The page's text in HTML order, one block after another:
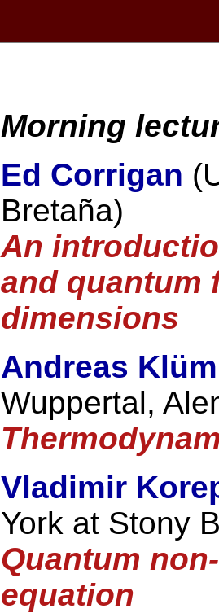
Morning
Ed Corrigan
Bretaña)
An
and quantum
dimensions
Andreas
Wuppertal,
Vladimir
York at Stony
Quantum
equation